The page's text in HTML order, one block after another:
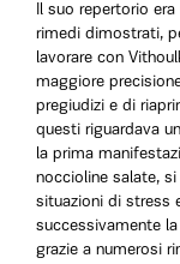
Il suo repertorio
rimedi dimostrati,
lavorare con
maggiore
pregiudizi e di
questi riguardava
la prima
noccioline salate,
situazioni di stress
successivamente
grazie a numerosi